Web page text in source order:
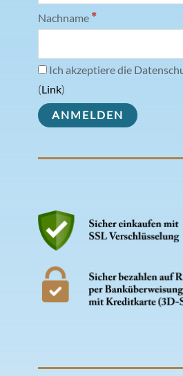
Nachname *
Ich akzeptiere die
(Link)